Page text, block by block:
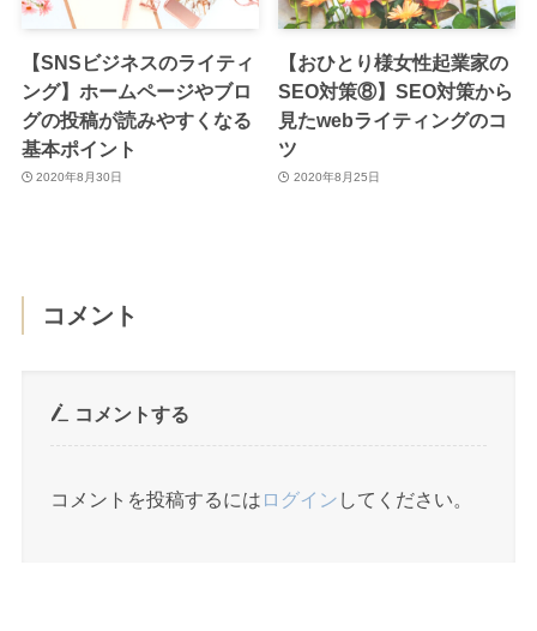
【SNSビジネスのライティ
ング】ホームページやブロ
グの投稿が読みやすくなる
基本ポイント
2020年8月30日
【おひとり様女性起業家の
SEO対策⑧】SEO対策から
見たwebライティングのコ
ツ
2020年8月25日
コメント
コメントする
コメントを投稿するには ログイン してください。